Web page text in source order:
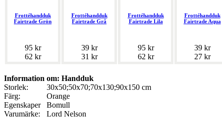
Frottéhandduk
Fairtrade Grön
95 kr
62 kr
Frottéhandduk
Fairtrade Grå
39 kr
31 kr
Frottéhandduk
Fairtrade Lila
95 kr
62 kr
Frottéhandduk
Fairtrade Aqua
39 kr
27 kr
Information om: Handduk
Storlek:
30x50;50x70;70x130;90x150 cm
Färg:
Orange
Egenskaper
Bomull
Varumärke:
Lord Nelson